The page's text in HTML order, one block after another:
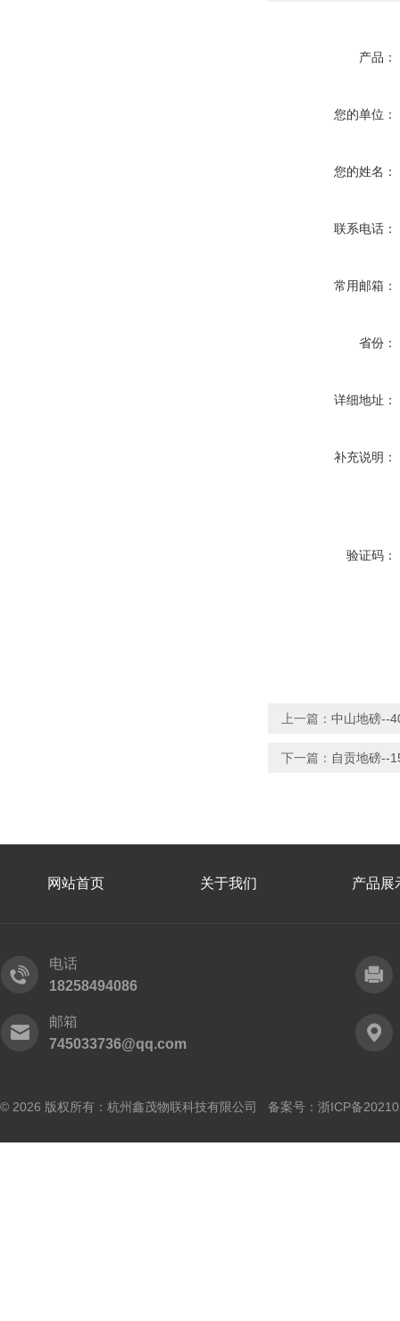
产品：
您的单位：
您的姓名：
联系电话：
常用邮箱：
省份：
详细地址：
补充说明：
验证码：
上一篇： 中山地磅--
下一篇： 自贡地磅--
网站首页 关于我们 产品展
电话
18258494086
邮箱
745033736@qq.com
© 2026 版权所有：杭州鑫茂物联科技有限公司 备案号： 浙ICP备